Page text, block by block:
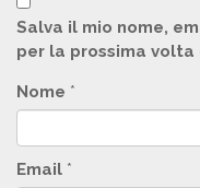
Salva il mio nome,
per la prossima volta
Nome *
Email *